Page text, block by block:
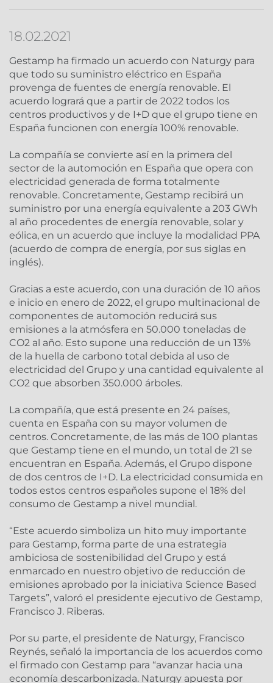
18.02.2021
Gestamp ha firmado un acuerdo con Naturgy para
que todo su suministro eléctrico en España
provenga de fuentes de energía renovable. El
acuerdo logrará que a partir de 2022 todos los
centros productivos y de I+D que el grupo tiene en
España funcionen con energía 100% renovable.
La compañía se convierte así en la primera del
sector de la automoción en España que opera con
electricidad generada de forma totalmente
renovable. Concretamente, Gestamp recibirá un
suministro por una energía equivalente a 203 GWh
al año procedentes de energía renovable, solar y
eólica, en un acuerdo que incluye la modalidad PPA
(acuerdo de compra de energía, por sus siglas en
inglés).
Gracias a este acuerdo, con una duración de 10 años
e inicio en enero de 2022, el grupo multinacional de
componentes de automoción reducirá sus
emisiones a la atmósfera en 50.000 toneladas de
CO2 al año. Esto supone una reducción de un 13%
de la huella de carbono total debida al uso de
electricidad del Grupo y una cantidad equivalente al
CO2 que absorben 350.000 árboles.
La compañía, que está presente en 24 países,
cuenta en España con su mayor volumen de
centros. Concretamente, de las más de 100 plantas
que Gestamp tiene en el mundo, un total de 21 se
encuentran en España. Además, el Grupo dispone
de dos centros de I+D. La electricidad consumida en
todos estos centros españoles supone el 18% del
consumo de Gestamp a nivel mundial.
“Este acuerdo simboliza un hito muy importante
para Gestamp, forma parte de una estrategia
ambiciosa de sostenibilidad del Grupo y está
enmarcado en nuestro objetivo de reducción de
emisiones aprobado por la iniciativa Science Based
Targets”, valoró el presidente ejecutivo de Gestamp,
Francisco J. Riberas.
Por su parte, el presidente de Naturgy, Francisco
Reynés, señaló la importancia de los acuerdos como
el firmado con Gestamp para “avanzar hacia una
economía descarbonizada. Naturgy apuesta por